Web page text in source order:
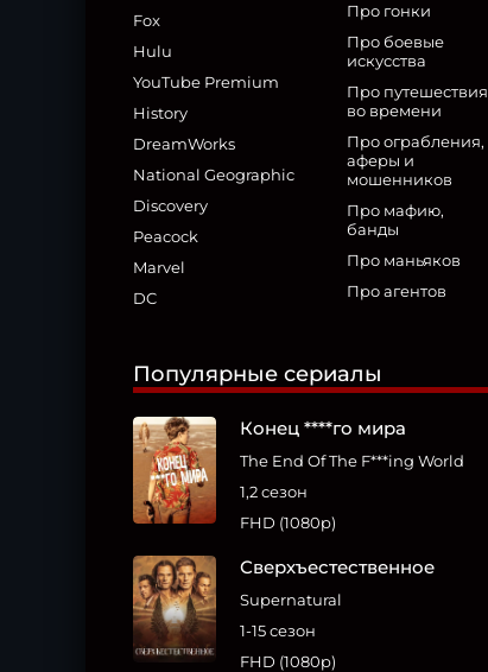
Fox
Hulu
YouTube Premium
History
DreamWorks
National Geographic
Discovery
Peacock
Marvel
DC
Про гонки
Про боевые
искусства
Про путешествия
во времени
Про ограбления,
аферы и
мошенников
Про мафию,
банды
Про маньяков
Про агентов
Популярные сериалы
Конец ****го мира
The End Of The F***ing World
1,2 сезон
FHD (1080p)
Сверхъестественное
Supernatural
1-15 сезон
FHD (1080p)